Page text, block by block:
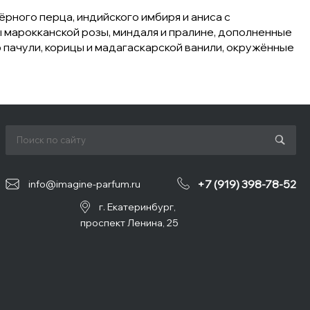
перца, индийского имбиря и аниса с
розы, миндаля и пралине, дополненные
корицы и мадагаскарской ванили, окружённые
info@imagine-parfum.ru +7 (919) 398-78-52
г. Екатеринбург,
проспект Ленина, 25